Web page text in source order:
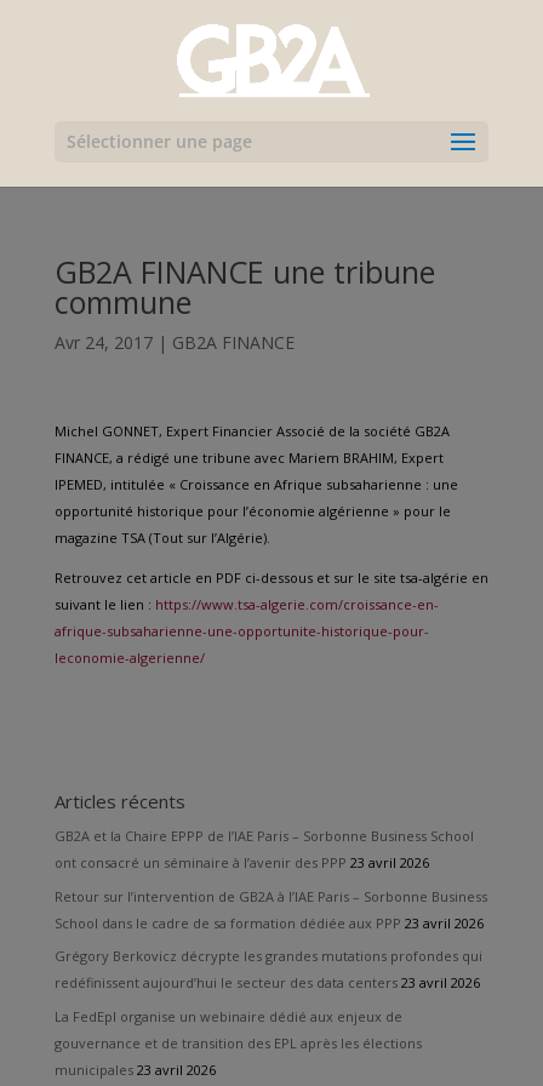
Sélectionner une page
GB2A FINANCE une tribune
commune
Avr 24, 2017| GB2A FINANCE
Michel GONNET, Expert Financier Associé de la société GB2A
FINANCE, a rédigé une tribune avec Mariem BRAHIM, Expert
IPEMED, intitulée « Croissance en Afrique subsaharienne : une
opportunité historique pour l’économie algérienne » pour le
magazine TSA (Tout sur l’Algérie).
Retrouvez cet article en PDF ci-dessous et sur le site tsa-algérie en
suivant le lien : https://www.tsa-algerie.com/croissance-en-
afrique-subsaharienne-une-opportunite-historique-pour-
leconomie-algerienne/
Articles récents
GB2A et la Chaire EPPP de l’IAE Paris – Sorbonne Business School
ont consacré un séminaire à l’avenir des PPP 23 avril 2026
Retour sur l’intervention de GB2A à l’IAE Paris – Sorbonne Business
School dans le cadre de sa formation dédiée aux PPP 23 avril 2026
Grégory Berkovicz décrypte les grandes mutations profondes qui
redéfinissent aujourd’hui le secteur des data centers 23 avril 2026
La FedEpl organise un webinaire dédié aux enjeux de
gouvernance et de transition des EPL après les élections
municipales 23 avril 2026